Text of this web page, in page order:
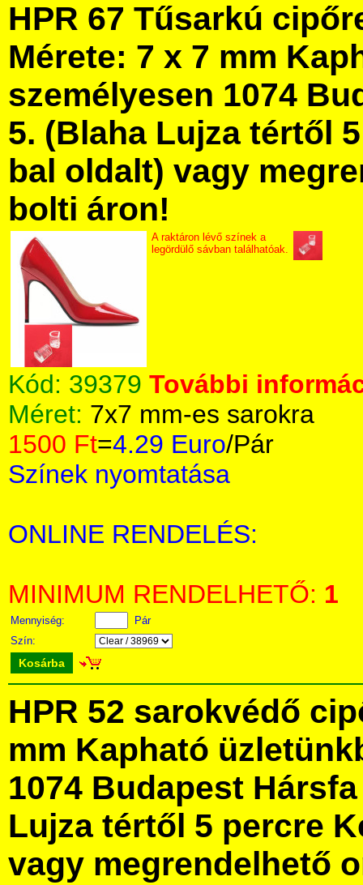
HPR 67 Tűsarkú
Mérete: 7 x 7 mm
személyesen 1074
5. (Blaha Lujza tértől
bal oldalt) vagy
bolti áron!
A raktáron lévő színek a
legördülő sávban találhatóak.
Kód: 39379 További
Méret: 7x7 mm-es sarokra
1500 Ft=4.29 Euro/Pár
Színek nyomtatása
ONLINE RENDELÉS:
MINIMUM RENDELHETŐ: 1
Mennyiség:
Pár
Szín:
Kosárba
HPR 52 sarokvédő
mm Kapható
1074 Budapest
Lujza tértől 5 percre
vagy megrendelhető